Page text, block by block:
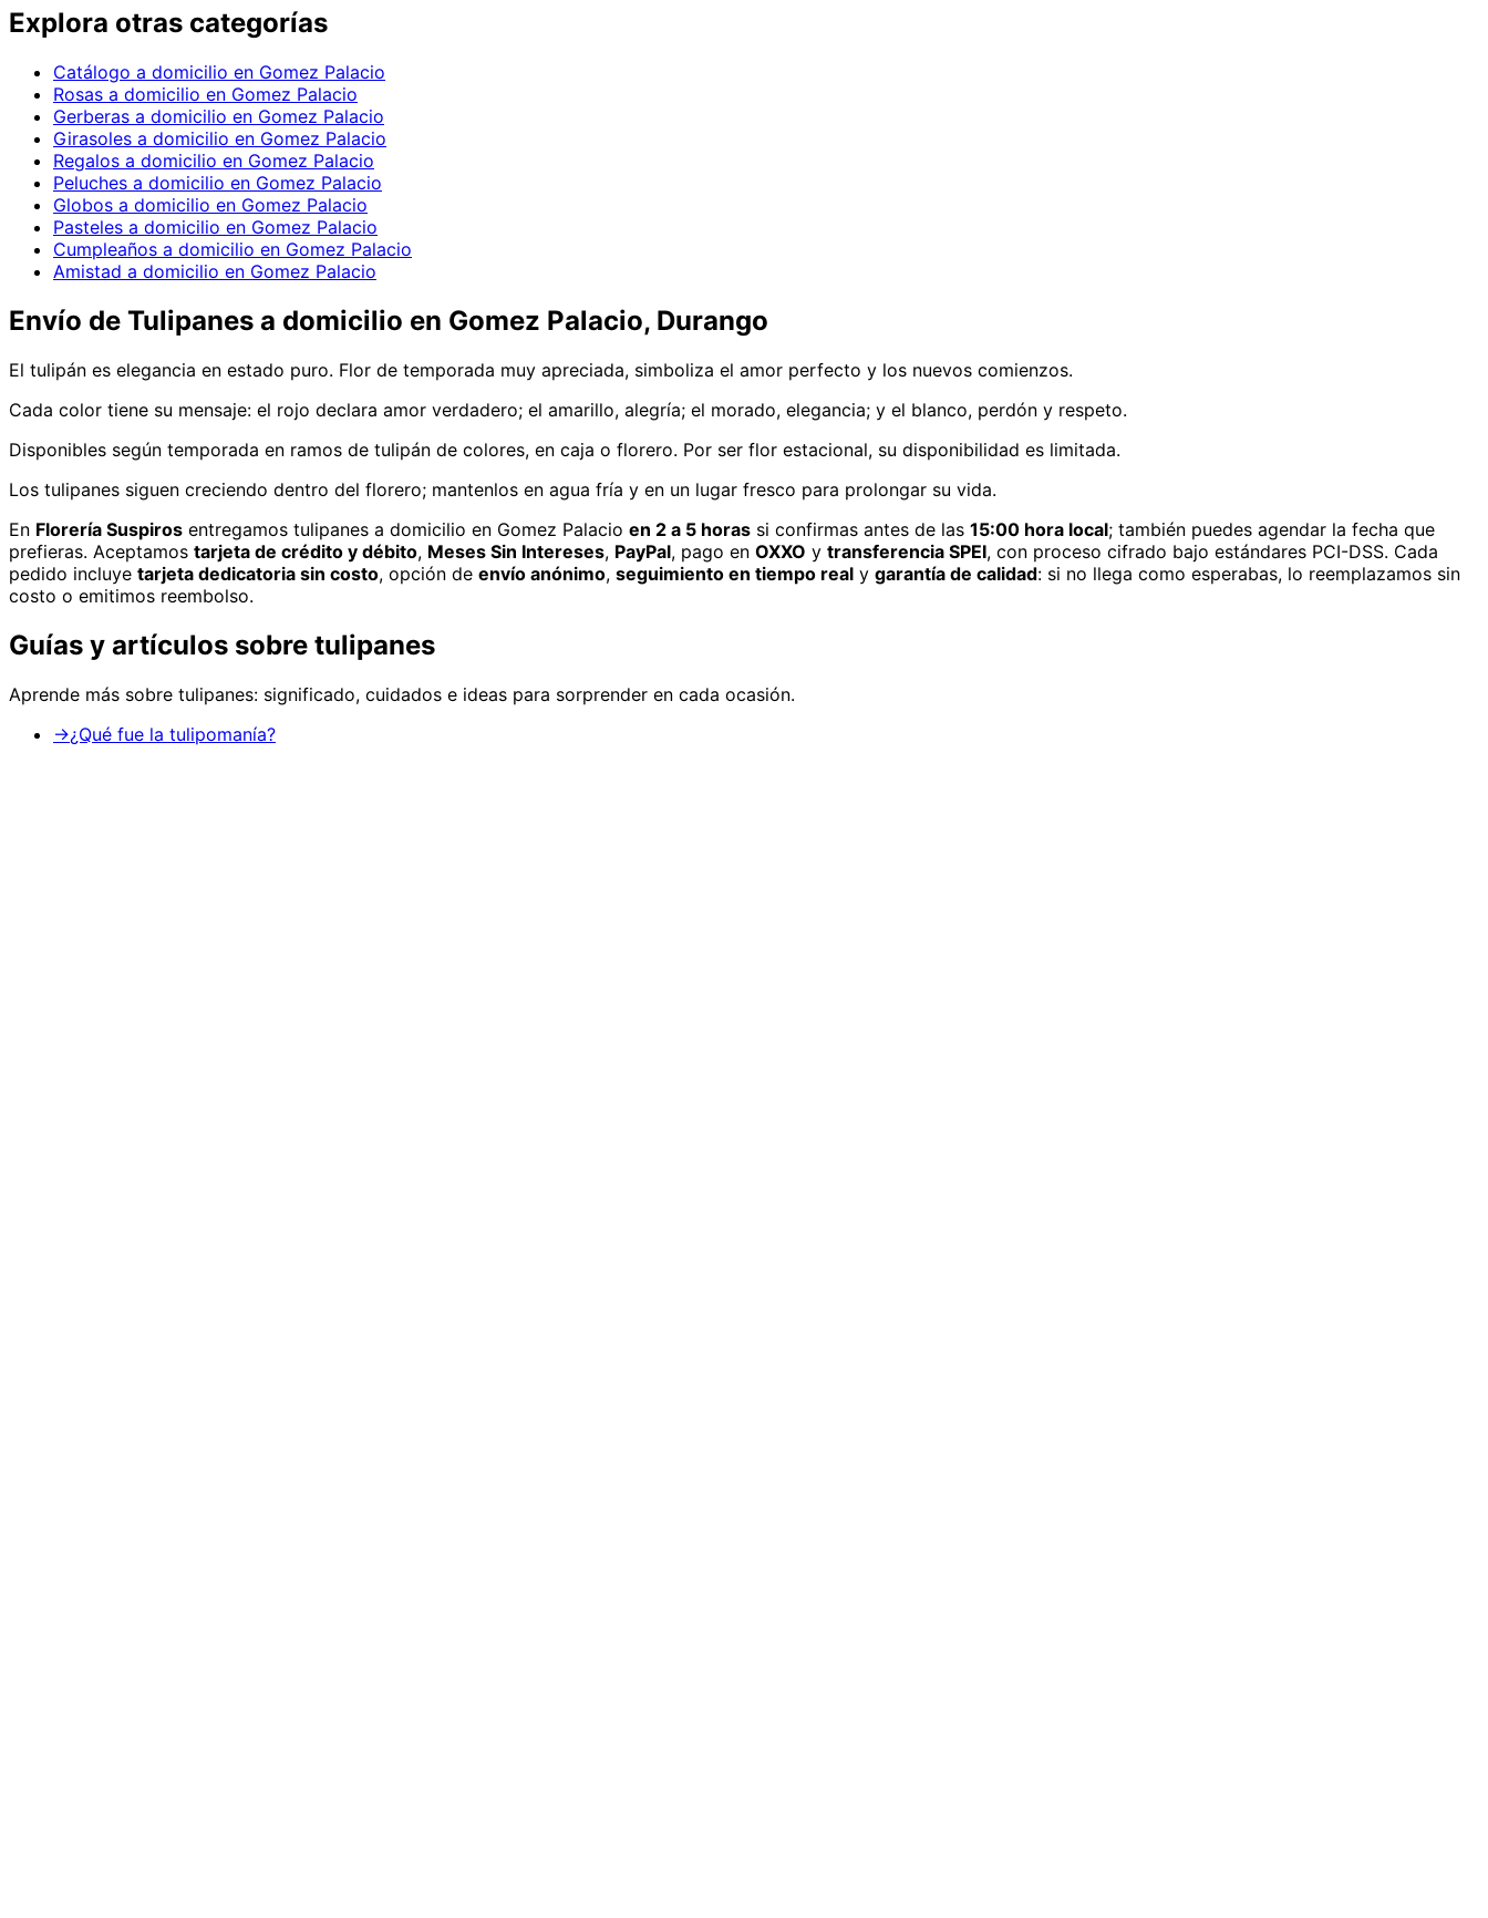
Explora otras categorías
Catálogo a domicilio en Gomez Palacio
Rosas a domicilio en Gomez Palacio
Gerberas a domicilio en Gomez Palacio
Girasoles a domicilio en Gomez Palacio
Regalos a domicilio en Gomez Palacio
Peluches a domicilio en Gomez Palacio
Globos a domicilio en Gomez Palacio
Pasteles a domicilio en Gomez Palacio
Cumpleaños a domicilio en Gomez Palacio
Amistad a domicilio en Gomez Palacio
Envío de Tulipanes a domicilio en Gomez Palacio, Durango
El tulipán es elegancia en estado puro. Flor de temporada muy apreciada, simboliza el amor perfecto y los nuevos comienzos.
Cada color tiene su mensaje: el rojo declara amor verdadero; el amarillo, alegría; el morado, elegancia; y el blanco, perdón y respeto.
Disponibles según temporada en ramos de tulipán de colores, en caja o florero. Por ser flor estacional, su disponibilidad es limitada.
Los tulipanes siguen creciendo dentro del florero; mantenlos en agua fría y en un lugar fresco para prolongar su vida.
En Florería Suspiros entregamos tulipanes a domicilio en Gomez Palacio en 2 a 5 horas si confirmas antes de las 15:00 hora local; también puedes agendar la fecha que
prefieras. Aceptamos tarjeta de crédito y débito, Meses Sin Intereses, PayPal, pago en OXXO y transferencia SPEI, con proceso cifrado bajo estándares PCI-DSS. Cada
pedido incluye tarjeta dedicatoria sin costo, opción de envío anónimo, seguimiento en tiempo real y garantía de calidad: si no llega como esperabas, lo reemplazamos sin
costo o emitimos reembolso.
Guías y artículos sobre tulipanes
Aprende más sobre tulipanes: significado, cuidados e ideas para sorprender en cada ocasión.
→¿Qué fue la tulipomanía?